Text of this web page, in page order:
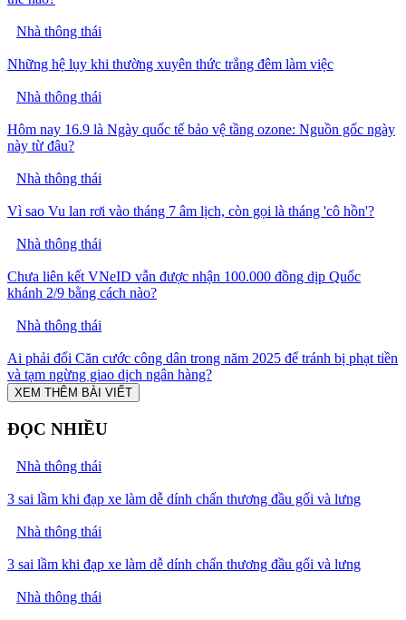
Nhà thông thái
Những hệ lụy khi thường xuyên thức trắng đêm làm việc
Nhà thông thái
Hôm nay 16.9 là Ngày quốc tế bảo vệ tầng ozone: Nguồn gốc ngày
này từ đâu?
Nhà thông thái
Vì sao Vu lan rơi vào tháng 7 âm lịch, còn gọi là tháng 'cô hồn'?
Nhà thông thái
Chưa liên kết VNeID vẫn được nhận 100.000 đồng dịp Quốc
khánh 2/9 bằng cách nào?
Nhà thông thái
Ai phải đổi Căn cước công dân trong năm 2025 để tránh bị phạt tiền
và tạm ngừng giao dịch ngân hàng?
XEM THÊM BÀI VIẾT
ĐỌC NHIỀU
Nhà thông thái
3 sai lầm khi đạp xe làm dễ dính chấn thương đầu gối và lưng
Nhà thông thái
3 sai lầm khi đạp xe làm dễ dính chấn thương đầu gối và lưng
Nhà thông thái